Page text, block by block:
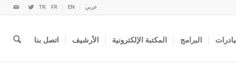
عربي EN
FR
TR
البرامج المكتبة الإلكترونية الأرشيف اتصل بنا